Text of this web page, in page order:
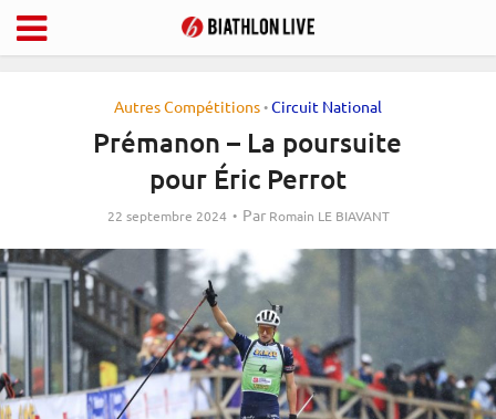
Autres Compétitions•Circuit National
Prémanon – La poursuite
pour Éric Perrot
22 septembre 2024 Par Romain LE BIAVANT